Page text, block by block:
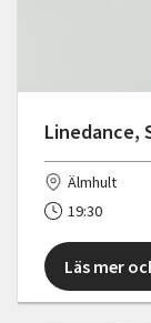
Linedance,
Älmhult
19:30
Läs mer